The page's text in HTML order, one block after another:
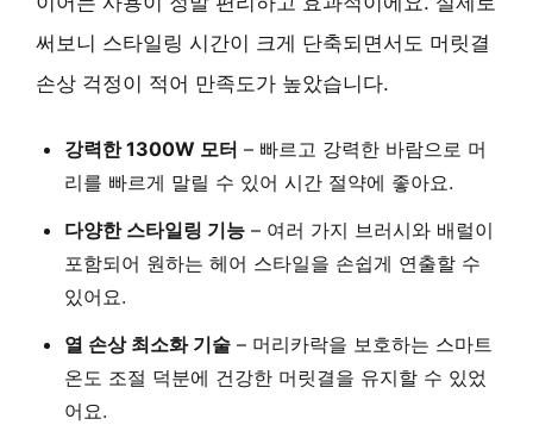
써보니 스타일링 시간이 크게 단축되면서도 머릿결
손상 걱정이 적어 만족도가 높았습니다.
강력한 1300W 모터 – 빠르고 강력한 바람으로 머
리를 빠르게 말릴 수 있어 시간 절약에 좋아요.
다양한 스타일링 기능 – 여러 가지 브러시와 배럴이
포함되어 원하는 헤어 스타일을 손쉽게 연출할 수
있어요.
열 손상 최소화 기술 – 머리카락을 보호하는 스마트
온도 조절 덕분에 건강한 머릿결을 유지할 수 있었
어요.